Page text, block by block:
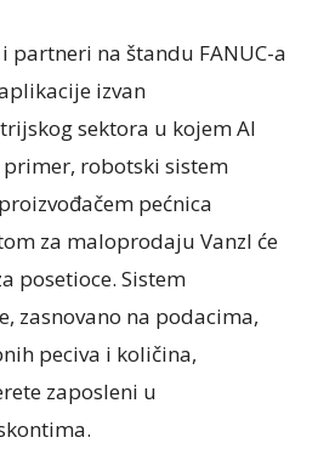
partneri na štandu FANUC-a
izvan
sektora u kojem AI
robotski sistem
pećnica
za maloprodaju Vanzl će
posetioce. Sistem
zasnovano na podacima,
peciva i količina,
zaposleni u